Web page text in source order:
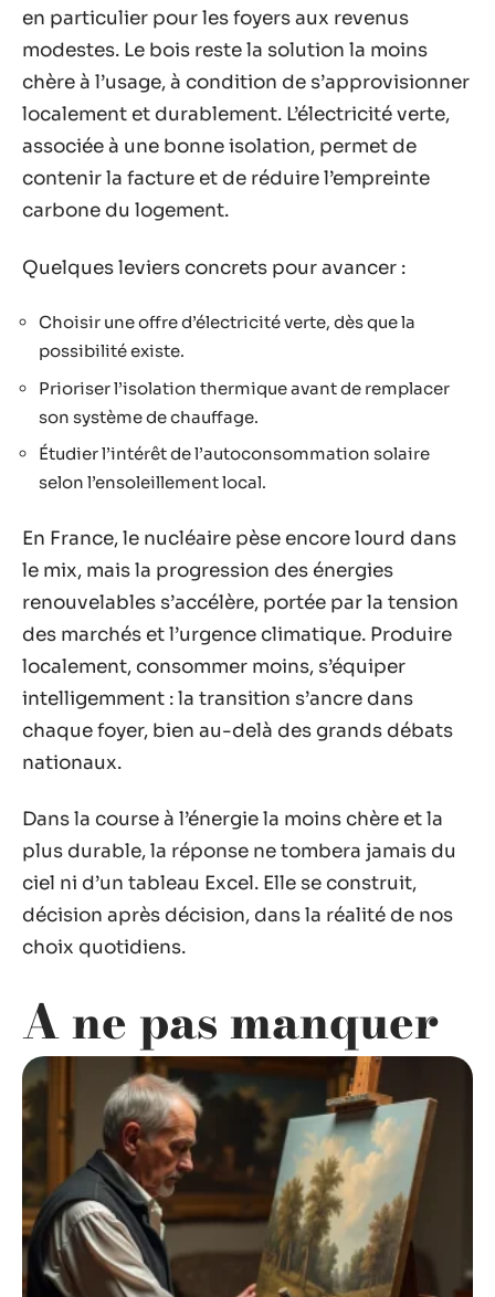
en particulier pour les foyers aux revenus
modestes. Le bois reste la solution la moins
chère à l’usage, à condition de s’approvisionner
localement et durablement. L’électricité verte,
associée à une bonne isolation, permet de
contenir la facture et de réduire l’empreinte
carbone du logement.
Quelques leviers concrets pour avancer :
Choisir une offre d’électricité verte, dès que la
possibilité existe.
Prioriser l’isolation thermique avant de remplacer
son système de chauffage.
Étudier l’intérêt de l’autoconsommation solaire
selon l’ensoleillement local.
En France, le nucléaire pèse encore lourd dans
le mix, mais la progression des énergies
renouvelables s’accélère, portée par la tension
des marchés et l’urgence climatique. Produire
localement, consommer moins, s’équiper
intelligemment : la transition s’ancre dans
chaque foyer, bien au-delà des grands débats
nationaux.
Dans la course à l’énergie la moins chère et la
plus durable, la réponse ne tombera jamais du
ciel ni d’un tableau Excel. Elle se construit,
décision après décision, dans la réalité de nos
choix quotidiens.
A ne pas manquer